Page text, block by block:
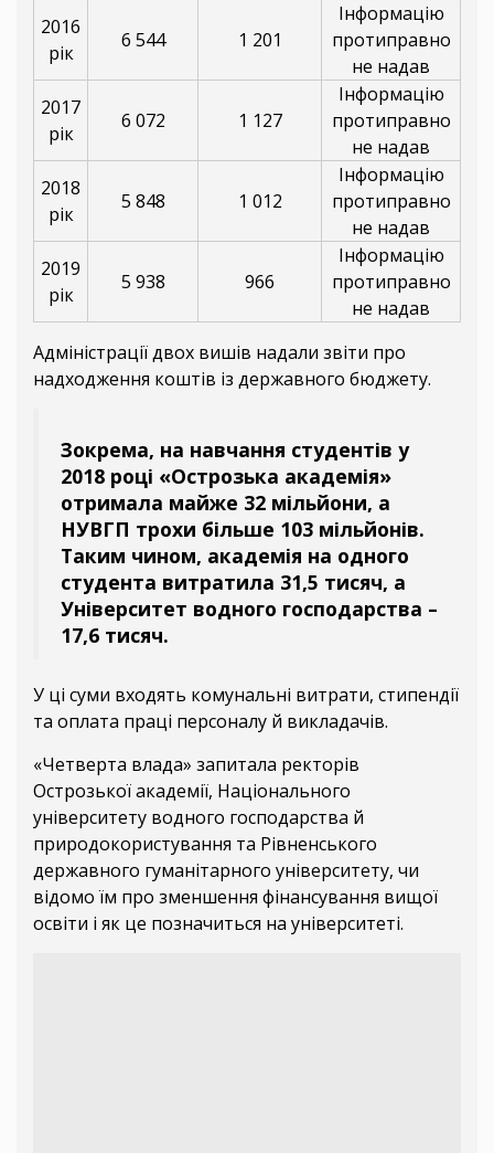
2016
рік
6 544 1 201
Інформацію
протиправно
не надав
2017
рік
6 072 1 127
Інформацію
протиправно
не надав
2018
рік
5 848 1 012
Інформацію
протиправно
не надав
2019
рік
5 938 966
Інформацію
протиправно
не надав
Адміністрації двох вишів надали звіти про
надходження коштів із державного бюджету.
Зокрема, на навчання студентів у
2018 році «Острозька академія»
отримала майже 32 мільйони, а
НУВГП трохи більше 103 мільйонів.
Таким чином, академія на одного
студента витратила 31,5 тисяч, а
Університет водного господарства –
17,6 тисяч.
У ці суми входять комунальні витрати, стипендії
та оплата праці персоналу й викладачів.
«Четверта влада» запитала ректорів
Острозької академії, Національного
університету водного господарства й
природокористування та Рівненського
державного гуманітарного університету, чи
відомо їм про зменшення фінансування вищої
освіти і як це позначиться на університеті.